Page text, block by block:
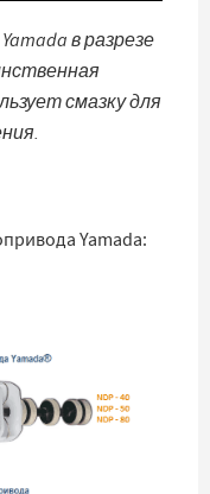
в разрезе
смазку для
Yamada: